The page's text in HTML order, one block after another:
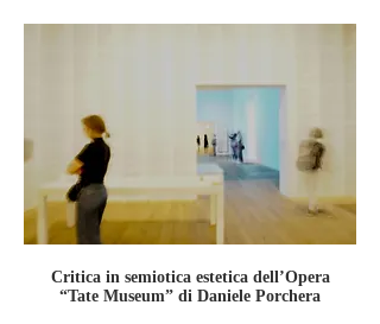
Critica in semiotica estetica dell’Opera
“Tate Museum” di Daniele Porchera